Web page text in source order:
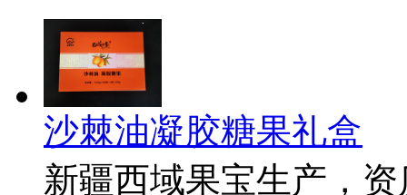
沙棘油凝胶糖果礼盒
新疆西域果宝生产，